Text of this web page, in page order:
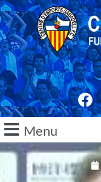
Menu